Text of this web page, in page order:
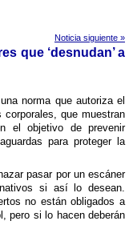
Noticia siguiente »
que ‘desnudan’ a
norma que autoriza el
que muestran
el objetivo de prevenir
para proteger la
pasar por un escáner
si así­ lo desean.
no están obligados a
pero si lo hacen deberán